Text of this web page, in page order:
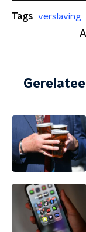
Tags verslaving